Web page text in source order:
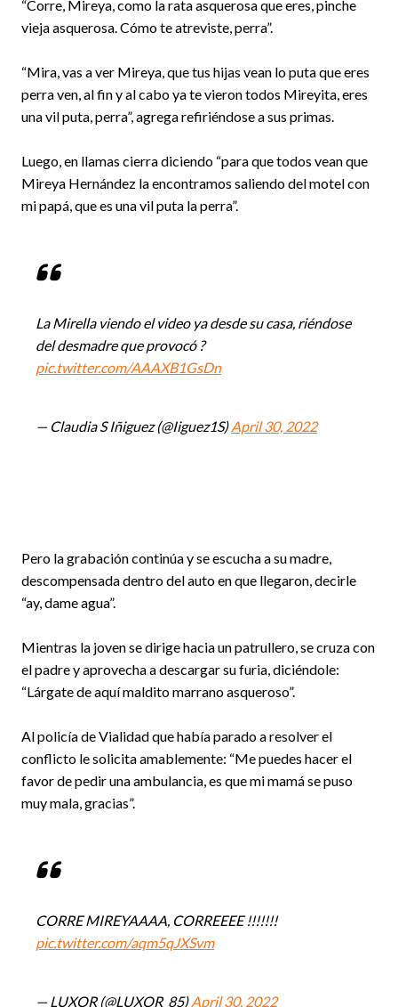
“Corre, Mireya, como la rata asquerosa que eres, pinche
vieja asquerosa. Cómo te atreviste, perra”.
“Mira, vas a ver Mireya, que tus hijas vean lo puta que eres
perra ven, al fin y al cabo ya te vieron todos Mireyita, eres
una vil puta, perra”, agrega refiriéndose a sus primas.
Luego, en llamas cierra diciendo “para que todos vean que
Mireya Hernández la encontramos saliendo del motel con
mi papá, que es una vil puta la perra”.
La Mirella viendo el video ya desde su casa, riéndose
del desmadre que provocó ?
pic.twitter.com/AAAXB1GsDn
— Claudia S Iñiguez (@Iiguez1S)April 30, 2022
Pero la grabación continúa y se escucha a su madre,
descompensada dentro del auto en que llegaron, decirle
“ay, dame agua”.
Mientras la joven se dirige hacia un patrullero, se cruza con
el padre y aprovecha a descargar su furia, diciéndole:
“Lárgate de aquí maldito marrano asqueroso”.
Al policía de Vialidad que había parado a resolver el
conflicto le solicita amablemente: “Me puedes hacer el
favor de pedir una ambulancia, es que mi mamá se puso
muy mala, gracias”.
CORRE MIREYAAAA, CORREEEE !!!!!!!
pic.twitter.com/aqm5qJXSvm
— LUXOR (@LUXOR_85)April 30, 2022